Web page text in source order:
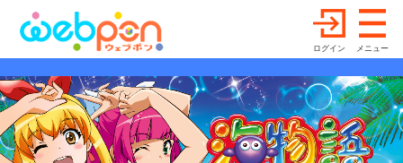
ログイン メニュー